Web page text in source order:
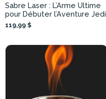
Sabre Laser : L’Arme Ultime
pour Débuter l’Aventure Jedi
119,99 $